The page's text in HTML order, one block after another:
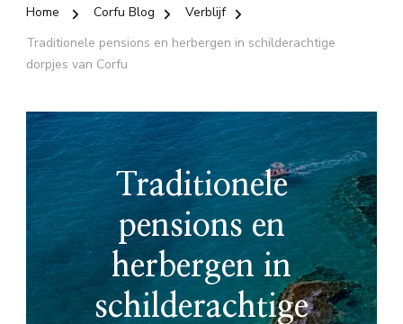
Home Corfu Blog
Verblijf
Traditionele pensions en herbergen in schilderachtige
dorpjes van Corfu
Traditionele
pensions en
herbergen in
schilderachtige